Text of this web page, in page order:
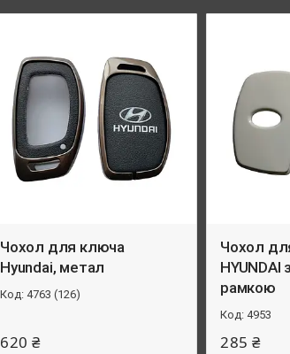
Чохол для ключа
Hyundai, метал
4763 (126)
620 ₴
Чохол
рамкою
4953
285 ₴